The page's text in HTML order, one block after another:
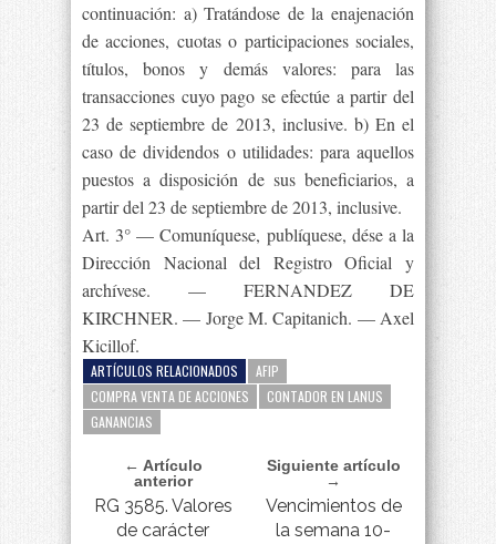
continuación: a) Tratándose de la enajenación
de acciones, cuotas o participaciones sociales,
títulos, bonos y demás valores: para las
transacciones cuyo pago se efectúe a partir del
23 de septiembre de 2013, inclusive. b) En el
caso de dividendos o utilidades: para aquellos
puestos a disposición de sus beneficiarios, a
partir del 23 de septiembre de 2013, inclusive.
Art. 3° — Comuníquese, publíquese, dése a la
Dirección Nacional del Registro Oficial y
archívese. — FERNANDEZ DE
KIRCHNER. — Jorge M. Capitanich. — Axel
Kicillof.
ARTÍCULOS RELACIONADOS
AFIP
COMPRA VENTA DE ACCIONES
CONTADOR EN LANUS
GANANCIAS
← Artículo
anterior
RG 3585. Valores
de carácter
Siguiente artículo
→
Vencimientos de
la semana 10-